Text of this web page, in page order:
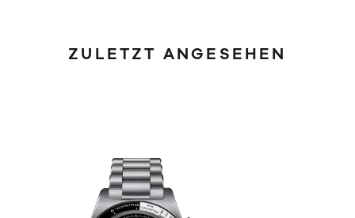
ZULETZT ANGESEHEN